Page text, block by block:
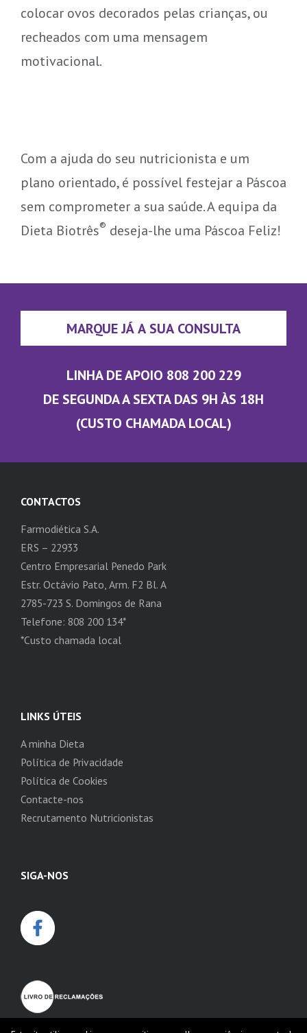
colocar ovos decorados pelas crianças, ou
recheados com uma mensagem
motivacional.
Com a ajuda do seu nutricionista e um
plano orientado, é possível festejar a Páscoa
sem comprometer a sua saúde. A equipa da
Dieta Biotrês® deseja-lhe uma Páscoa Feliz!
MARQUE JÁ A SUA CONSULTA
LINHA DE APOIO 808 200 229
DE SEGUNDA A SEXTA DAS 9H ÀS 18H
(CUSTO CHAMADA LOCAL)
CONTACTOS
Farmodiética S.A.
ERS – 22933
Centro Empresarial Penedo Park
Estr. Octávio Pato, Arm. F2 Bl. A
2785-723 S. Domingos de Rana
Telefone: 808 200 134*
*Custo chamada local
LINKS ÚTEIS
A minha Dieta
Política de Privacidade
Política de Cookies
Contacte-nos
Recrutamento Nutricionistas
SIGA-NOS